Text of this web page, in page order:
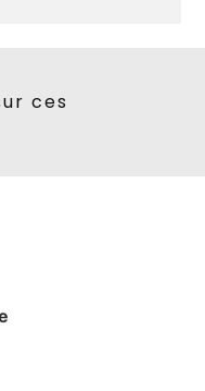
ces